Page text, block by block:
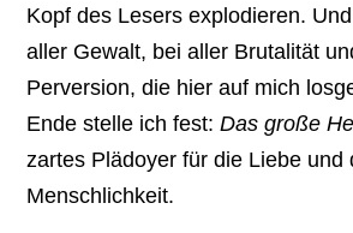
Kopf des Lesers explodieren.
aller Gewalt, bei aller Brutalität
Perversion, die hier auf mich
Ende stelle ich fest:Das große
zartes Plädoyer für die Liebe und
Menschlichkeit.